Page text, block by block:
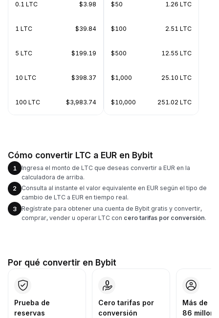
0.1 LTC $3.98
1 LTC $39.84
5 LTC $199.19
10 LTC $398.37
100 LTC $3,983.74
$50 1.26 LTC
$100 2.51 LTC
$500 12.55 LTC
$1,000 25.10 LTC
$10,000 251.02 LTC
Cómo convertir LTC a EUR en Bybit
1
Ingresa el monto de LTC que deseas convertir a EUR en la
calculadora de arriba.
2
Consulta al instante el valor equivalente en EUR según el tipo de
cambio de LTC a EUR en tiempo real.
3
Regístrate para obtener una cuenta de Bybit gratis y convertir,
comprar, vender u operar LTC con cero tarifas por conversión.
Por qué convertir en Bybit
Prueba de
reservas
Cero tarifas por
conversión
Más de
86